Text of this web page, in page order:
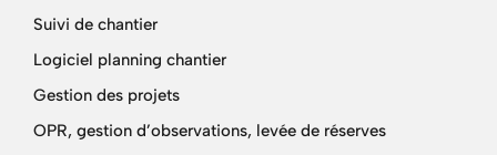
Suivi de chantier
Logiciel planning chantier
Gestion des projets
OPR, gestion d’observations, levée de réserves